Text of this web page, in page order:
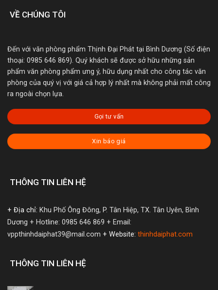
VỀ CHÚNG TÔI
Đến với văn phòng phẩm Thịnh Đại Phát tại Bình Dương (Số điện
thoại: 0985 646 869). Quý khách sẽ được sở hữu những sản
phẩm văn phòng phẩm ưng ý, hữu dụng nhất cho công tác văn
phòng của quý vị với giá cả hợp lý nhất mà không phải mất công
ra ngoài chọn lựa.
Gọi tư vấn
Xin báo giá
THÔNG TIN LIÊN HỆ
+ Địa chỉ: Khu Phố Ông Đông, P. Tân Hiệp, TX. Tân Uyên, Bình
Dương + Hotline: 0985 646 869 + Email:
vppthinhdaiphat39@mail.com + Website: thinhdaiphat.com
THÔNG TIN LIÊN HỆ